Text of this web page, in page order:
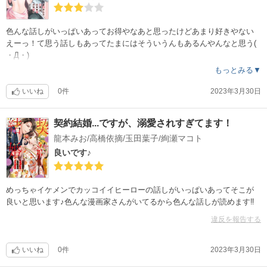
色んな話しがいっぱいあってお得やなあと思ったけどあまり好きやない
えーっ！て思う話しもあってたまにはそういうんもあるんやんなと思う(
・Д・)
もっとみる▼
いいね 0件 2023年3月30日
契約結婚...ですが、溺愛されすぎてます！
龍本みお/高橋依摘/玉田葉子/絢瀬マコト
良いです♪
めっちゃイケメンでカッコイイヒーローの話しがいっぱいあってそこが
良いと思います♪色んな漫画家さんがいてるから色んな話しが読めます‼︎
違反を報告する
いいね 0件 2023年3月30日